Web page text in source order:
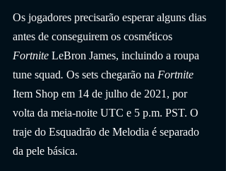
Os jogadores precisarão esperar alguns dias
antes de conseguirem os cosméticos
Fortnite LeBron James, incluindo a roupa
tune squad. Os sets chegarão na Fortnite
Item Shop em 14 de julho de 2021, por
volta da meia-noite UTC e 5 p.m. PST. O
traje do Esquadrão de Melodia é separado
da pele básica.